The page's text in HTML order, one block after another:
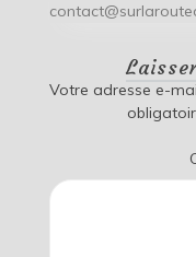
Votre adresse e-